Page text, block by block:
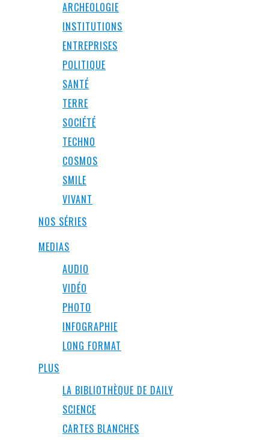
ARCHEOLOGIE
INSTITUTIONS
ENTREPRISES
POLITIQUE
SANTÉ
TERRE
SOCIÉTÉ
TECHNO
COSMOS
SMILE
VIVANT
NOS SÉRIES
MEDIAS
AUDIO
VIDÉO
PHOTO
INFOGRAPHIE
LONG FORMAT
PLUS
LA BIBLIOTHÈQUE DE DAILY
SCIENCE
CARTES BLANCHES